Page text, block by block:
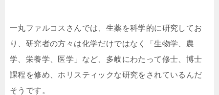
一丸ファルコスさんでは、生薬を科学的に研究してお
り、研究者の方々は化学だけではなく「生物学、農
学、栄養学、医学」など、多岐にわたって修士、博士
課程を修め、ホリスティックな研究をされている んだ
そうです。